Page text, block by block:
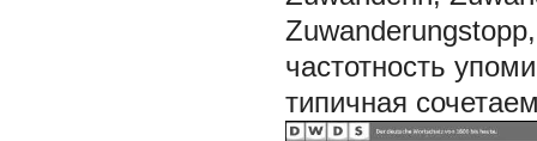
частотность
типичная